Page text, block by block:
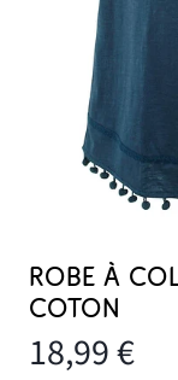
ROBE À
COTON
18,99 €